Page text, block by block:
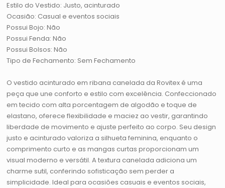
Estilo do Vestido: Justo, acinturado
Ocasião: Casual e eventos sociais
Possui Bojo: Não
Possui Fenda: Não
Possui Bolsos: Não
Tipo de Fechamento: Sem Fechamento
O vestido acinturado em ribana canelada da Rovitex é uma
peça que une conforto e estilo com excelência. Confeccionado
em tecido com alta porcentagem de algodão e toque de
elastano, oferece flexibilidade e maciez ao vestir, garantindo
liberdade de movimento e ajuste perfeito ao corpo. Seu design
justo e acinturado valoriza a silhueta feminina, enquanto o
comprimento curto e as mangas curtas proporcionam um
visual moderno e versátil. A textura canelada adiciona um
charme sutil, conferindo sofisticação sem perder a
simplicidade. Ideal para ocasiões casuais e eventos sociais,